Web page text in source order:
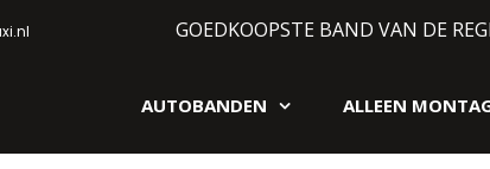
GOEDKOOPSTE BAND VAN DE
AUTOBANDEN ALLEEN